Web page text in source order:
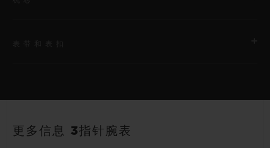
约48小时
表带
更多信息 3指针腕表